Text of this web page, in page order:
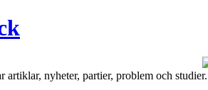
artiklar, nyheter, partier, problem och